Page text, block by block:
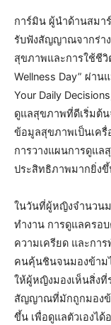
การ์มิน ผู้นำด้านสมา
รับฟังสัญญาณจากร่า
สุขภาพและการใช้ชีวิ
Wellness Day” ผ่าน
Your Daily
ดูแลสุขภาพที่ดีเริ่มต้น
ข้อมูลสุขภาพเป็นเครื่
การวางแผนการดูแล
ประสิทธิภาพมากยิ่ง
ในวันที่ผู้หญิงจำนวน
ทำงาน การดูแลครอ
ความเครียด และกา
คนคุ้นชินจนมองข้าม
ให้ผู้หญิงมองเห็นสิ่งที่
สัญญาณที่มักถูกมองข้
ขึ้น เพื่อดูแลตัวเองไ